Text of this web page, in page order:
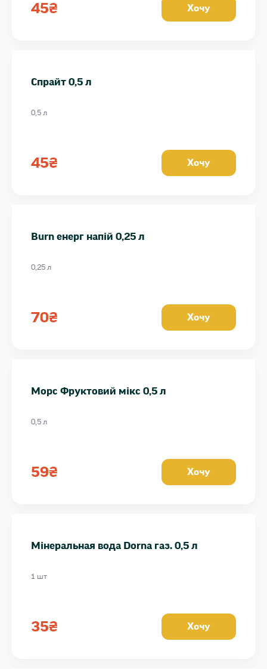
45₴ Хочу
Спрайт 0,5 л
0,5 л
45₴ Хочу
Burn енерг напій 0,25 л
0,25 л
70₴ Хочу
Морс Фруктовий мікс 0,5 л
0,5 л
59₴ Хочу
Мінеральная вода Dorna газ. 0,5 л
1 шт
35₴ Хочу